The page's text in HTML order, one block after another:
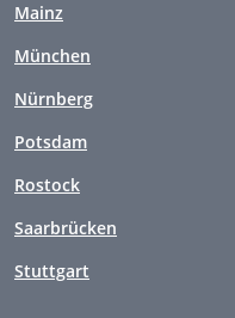
Mainz
München
Nürnberg
Potsdam
Rostock
Saarbrücken
Stuttgart